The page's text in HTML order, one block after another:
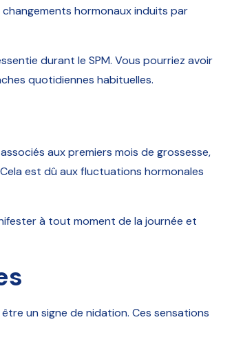
hormonaux induits par
durant le SPM. Vous pourriez avoir
quotidiennes habituelles.
aux premiers mois de grossesse,
est dû aux fluctuations hormonales
à tout moment de la journée et
un signe de nidation. Ces sensations